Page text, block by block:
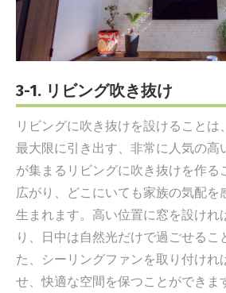
3-1. リビング吹き抜け
リビングに吹き抜けを設けることは
最大限に引き出す、非常に人気の高
が集まるリビングに吹き抜けを作る
広がり、どこにいても家族の気配を
生まれます。高い位置に窓を設けれ
り、日中は自然光だけで過ごせるこ
た、シーリングファンを取り付けれ
せ、快適な空間を保つことができま